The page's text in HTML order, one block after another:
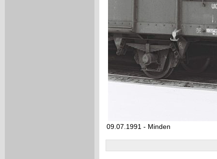
09.07.1991 - Minden